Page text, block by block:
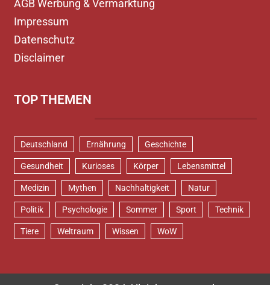
AGB Werbung & Vermarktung
Impressum
Datenschutz
Disclaimer
TOP THEMEN
Deutschland Ernährung Geschichte
Gesundheit Kurioses Körper Lebensmittel
Medizin Mythen Nachhaltigkeit Natur
Politik Psychologie Sommer Sport Technik
Tiere Weltraum Wissen WoW